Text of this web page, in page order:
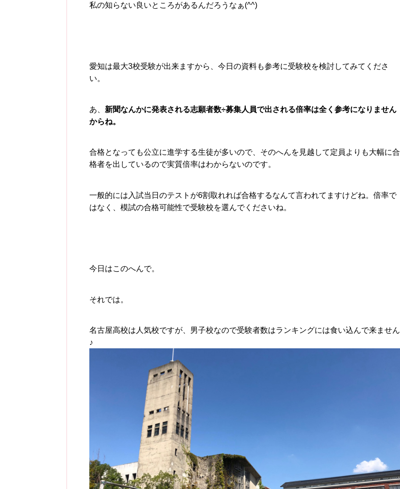
私の知らない良いところがあるんだろうなぁ(^^)
愛知は最大3校受験が出来ますから、今日の資料も参考に受験校を検討してみてくださ
い。
あ、 新聞なんかに発表される志願者数÷募集人員で出される倍率は全く参考になりません
からね。
合格となっても公立に進学する生徒が多いので、そのへんを見越して定員よりも大幅に合
格者を出しているので実質倍率はわからないのです。
一般的には入試当日のテストが6割取れれば合格するなんて言われてますけどね。倍率で
はなく、模試の合格可能性で受験校を選んでくださいね。
今日はこのへんで。
それでは。
名古屋高校は人気校ですが、男子校なので受験者数はランキングには食い込んで来ません
♪